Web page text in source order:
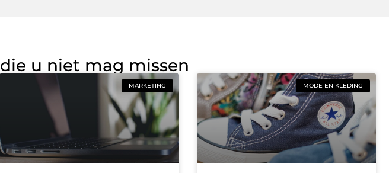
die u niet mag missen
MARKETING MODE EN KLEDING